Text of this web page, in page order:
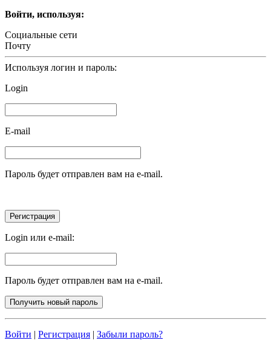
Войти, используя:
Социальные сети
Почту
Используя логин и пароль:
Login
E-mail
Пароль будет отправлен вам на e-mail.
Login или e-mail:
Пароль будет отправлен вам на e-mail.
Войти | Регистрация | Забыли пароль?